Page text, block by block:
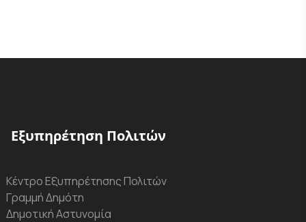
Εξυπηρέτηση Πολιτών
Κέντρο Εξυπηρέτησης Πολιτών
Γραμμή Δημότη
Δημοτική Αστυνομία